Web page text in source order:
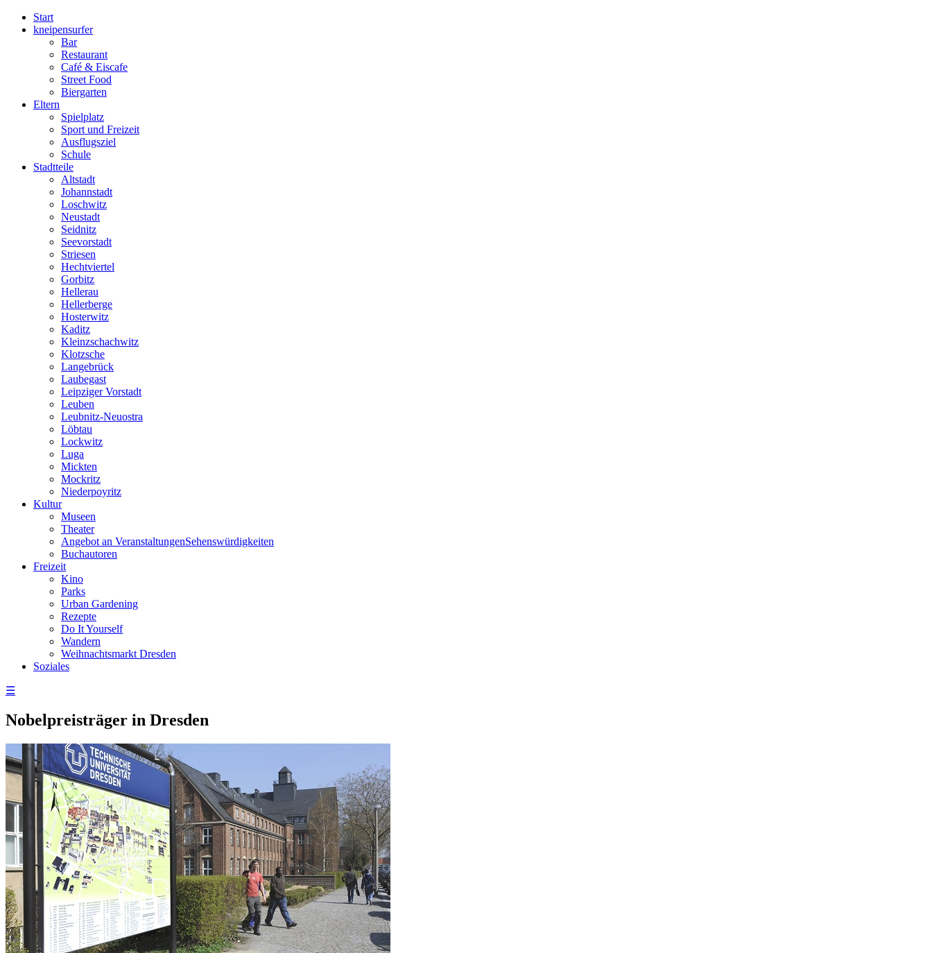
Start
kneipensurfer
Bar
Restaurant
Café & Eiscafe
Street Food
Biergarten
Eltern
Spielplatz
Sport und Freizeit
Ausflugsziel
Schule
Stadtteile
Altstadt
Johannstadt
Loschwitz
Neustadt
Seidnitz
Seevorstadt
Striesen
Hechtviertel
Gorbitz
Hellerau
Hellerberge
Hosterwitz
Kaditz
Kleinzschachwitz
Klotzsche
Langebrück
Laubegast
Leipziger Vorstadt
Leuben
Leubnitz-Neuostra
Löbtau
Lockwitz
Luga
Mickten
Mockritz
Niederpoyritz
Kultur
Museen
Theater
Angebot an VeranstaltungenSehenswürdigkeiten
Buchautoren
Freizeit
Kino
Parks
Urban Gardening
Rezepte
Do It Yourself
Wandern
Weihnachtsmarkt Dresden
Soziales
☰
Nobelpreisträger in Dresden